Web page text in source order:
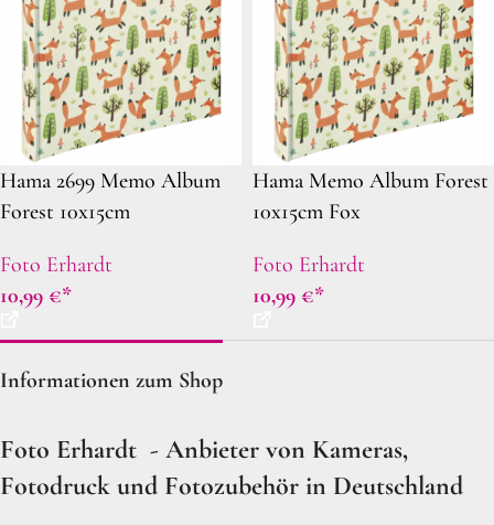
Hama 2699 Memo Album
Forest 10x15cm
Foto Erhardt
10,99 €
Hama Memo Album Forest
10x15cm Fox
Foto Erhardt
10,99 €
Informationen zum Shop
Foto Erhardt - Anbieter von Kameras,
Fotodruck und Fotozubehör in Deutschland